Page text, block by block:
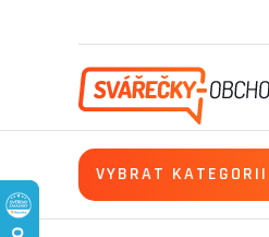
VYBRAT KATEGORII